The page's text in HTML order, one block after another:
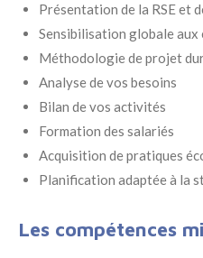
Présentation de la RSE et
Sensibilisation globale
Méthodologie de projet
Analyse de vos besoins
Bilan de vos activités
Formation des salariés
Acquisition de pratiques
Planification adaptée à la
Les compétences